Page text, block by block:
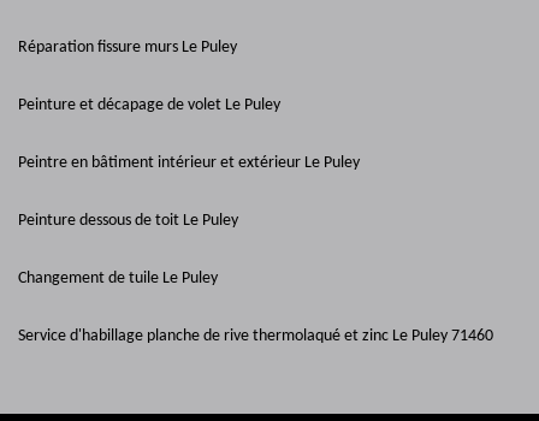
Réparation fissure murs Le Puley
Peinture et décapage de volet Le Puley
Peintre en bâtiment intérieur et extérieur Le Puley
Peinture dessous de toit Le Puley
Changement de tuile Le Puley
Service d'habillage planche de rive thermolaqué et zinc Le Puley 71460